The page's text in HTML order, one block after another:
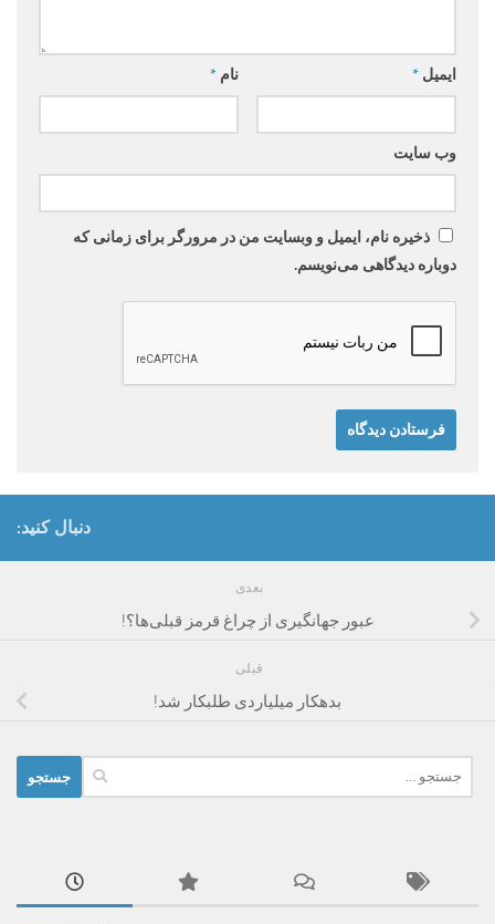
نام * ایمیل *
وب‌ سایت
ذخیره نام، ایمیل و وبسایت من در مرورگر برای زمانی که
دوباره دیدگاهی می‌نویسم.
دنبال کنید:
بعدی
عبور جهانگیری از چراغ قرمز قبلی‌ها؟!
قبلی
بدهکار میلیاردی طلبکار شد!
برای: